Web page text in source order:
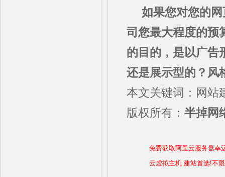
如果您对您的
司您最大程度的预
的目的，是以广告
还是展示型的？风
本文关键词：网站
版权所有： 半掉网
免费获取阿里云服务器幸
云虚拟主机 建站首选!不